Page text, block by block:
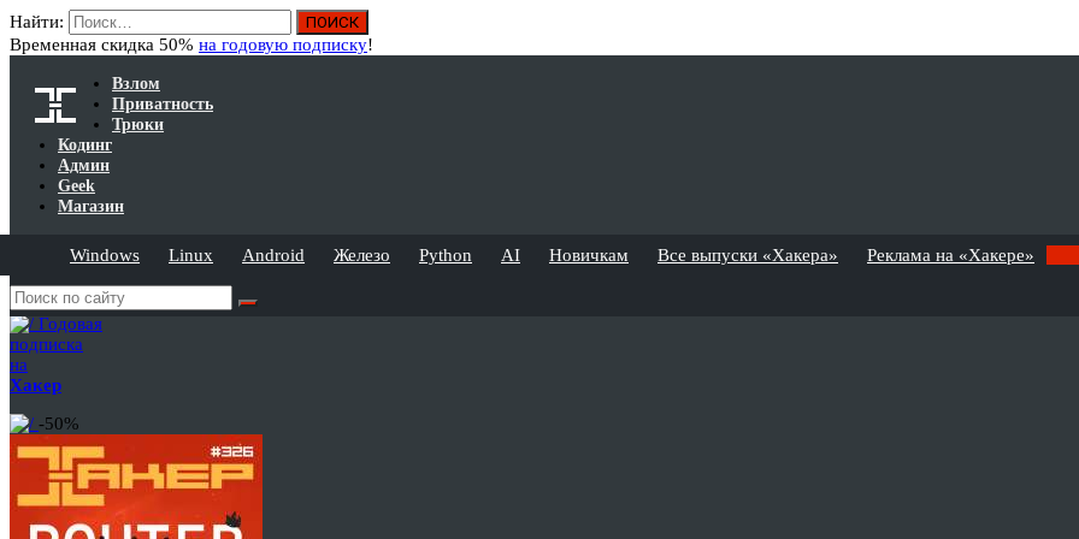
Найти:
Временная скидка 50% на годовую подписку!
Взлом
Приватность
Трюки
Кодинг
Админ
Geek
Магазин
Windows Linux Android Железо Python AI Новичкам Все выпуски «Хакера» Реклама на «Хакере»
Годовая
подписка
на
Хакер
-50%